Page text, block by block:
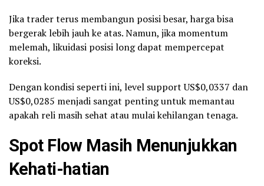
Jika trader terus membangun posisi besar, harga bisa
bergerak lebih jauh ke atas. Namun, jika momentum
melemah, likuidasi posisi long dapat mempercepat
koreksi.
Dengan kondisi seperti ini, level support US$0,0337 dan
US$0,0285 menjadi sangat penting untuk memantau
apakah reli masih sehat atau mulai kehilangan tenaga.
Spot Flow Masih Menunjukkan
Kehati-hatian